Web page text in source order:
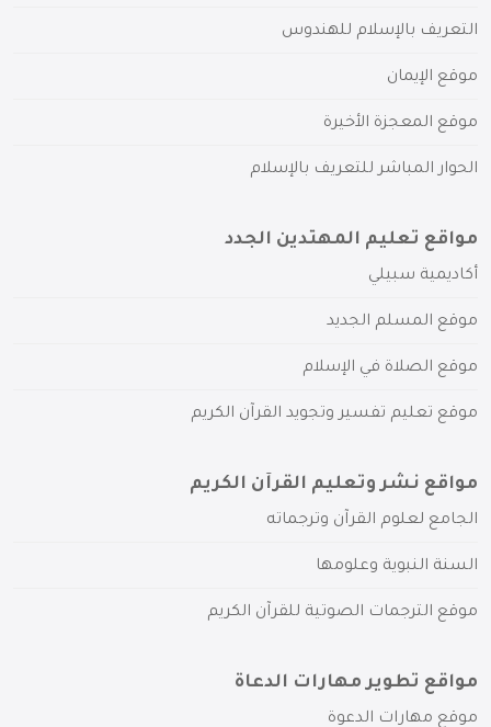
التعريف بالإسلام للهندوس
موقع الإيمان
موقع المعجزة الأخيرة
الحوار المباشر للتعريف بالإسلام
مواقع تعليم المهتدين الجدد
أكاديمية سبيلي
موقع المسلم الجديد
موقع الصلاة في الإسلام
موقع تعليم تفسير وتجويد القرآن الكريم
مواقع نشر وتعليم القرآن الكريم
الجامع لعلوم القرآن وترجماته
السنة النبوية وعلومها
موقع الترجمات الصوتية للقرآن الكريم
مواقع تطوير مهارات الدعاة
موقع مهارات الدعوة